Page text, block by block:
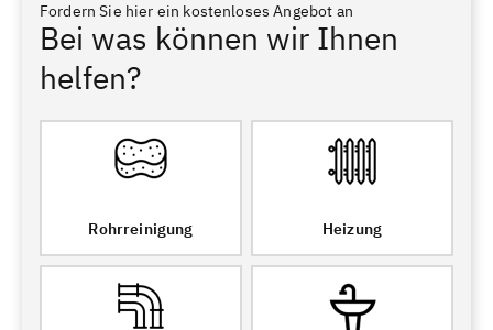
Fordern Sie hier ein kostenloses Angebot an
Bei was können wir Ihnen
helfen?
Rohrreinigung Heizung